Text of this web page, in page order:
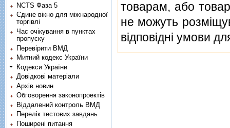
товарам, або
не можуть
вiдповiднi умови
NCTS Фаза 5
Єдине вікно для міжнародної
торгівлі
Час очікування в пунктах
пропуску
Перевірити ВМД
Митний кодекс України
Кодекси України
Довідкові матеріали
Архів новин
Обговорення законопроектів
Віддалений контроль ВМД
Перелік тестових завдань
Поширені питання